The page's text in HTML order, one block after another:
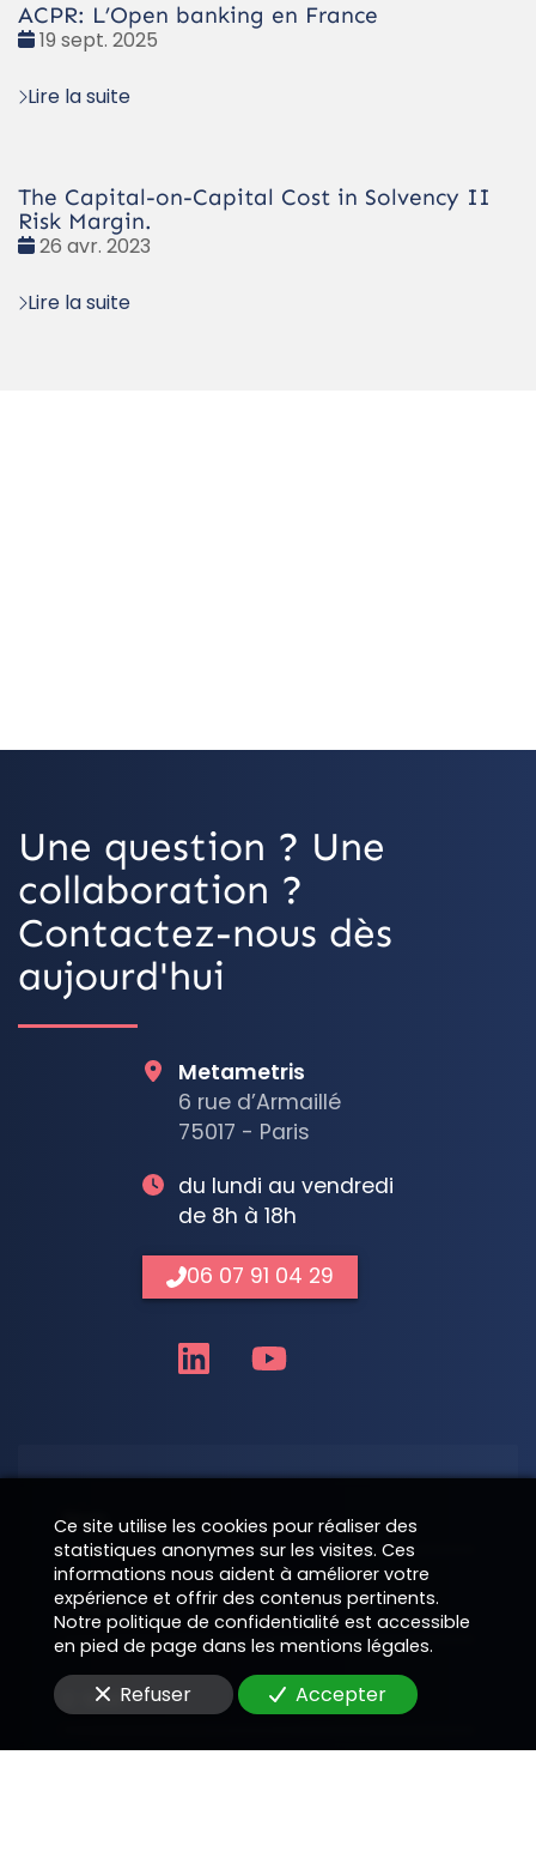
ACPR: L’Open banking en France
Date
19 sept. 2025
Lire la suite
The Capital-on-Capital Cost in Solvency II
Risk Margin.
Date
26 avr. 2023
Lire la suite
Une question ? Une
collaboration ?
Contactez-nous dès
aujourd'hui
Nom
Téléphone
E-Mail
Metametris
6 rue d’Armaillé
75017 - Paris
du lundi au vendredi
de 8h à 18h
06 07 91 04 29
Ce site utilise les cookies pour réaliser des
statistiques anonymes sur les visites. Ces
informations nous aident à améliorer votre
expérience et offrir des contenus pertinents.
Notre politique de confidentialité est accessible
en pied de page dans les mentions légales.
Refuser Accepter